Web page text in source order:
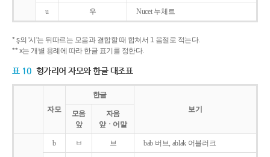
u 우 Nucet 누체트
* ş의 '시'는 뒤따르는 모음과 결합할 때 합쳐서 1 음절로 적는다.
** x는 개별 용례에 따라 한글 표기를 정한다.
표 10 헝가리어 자모와 한글 대조표
자모
한글
보기
모음
앞
자음
앞ㆍ어말
b ㅂ 브 bab 버브, ablak 어블러크